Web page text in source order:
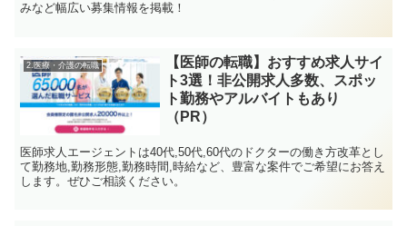
みなど幅広い募集情報を掲載！
2.医療・介護の転職
【医師の転職】おすすめ求人サイ
ト3選！非公開求人多数、スポッ
ト勤務やアルバイトもあり
（PR）
医師求人エージェントは40代,50代,60代のドクターの働き方改革とし
て勤務地,勤務形態,勤務時間,時給など、豊富な案件でご希望にお答え
します。ぜひご相談ください。